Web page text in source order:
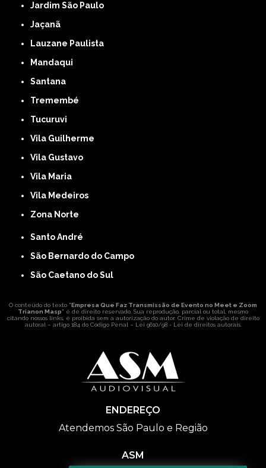
Jardim São Paulo
Jaçanã
Lauzane Paulista
Mandaqui
Santana
Tremembé
Tucuruvi
Vila Guilherme
Vila Gustavo
Vila Maria
Vila Medeiros
Zona Norte
Santo André
São Bernardo do Campo
São Caetano do Sul
O conteúdo do texto " Empresa Que Faz Transmissão de Evento no Meet e Zoom
Trianon Masp" é de direito reservado. Sua reprodução, parcial ou total, mesmo
citando nossos links, é proibida sem a autorização do autor. Crime de violação de direito
autoral – artigo 184 do Código Penal – Lei 9610/98 - Lei de direitos autorais.
ENDEREÇO
Atendemos São Paulo e Região
ASM